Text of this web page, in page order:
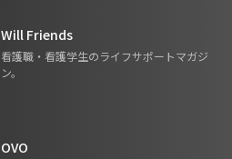
Will Friends
看護職・看護学生のライフサポートマガジ
ン。
OVO